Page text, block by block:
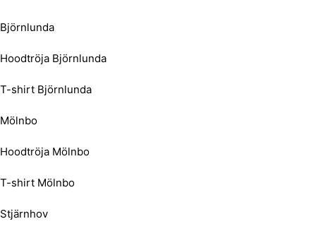
Björnlunda
Hoodtröja Björnlunda
T-shirt Björnlunda
Mölnbo
Hoodtröja Mölnbo
T-shirt Mölnbo
Stjärnhov